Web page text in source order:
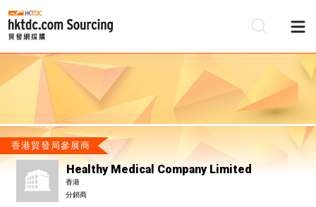
香港貿發局參展商
Healthy Medical Company Limited
香港
分銷商